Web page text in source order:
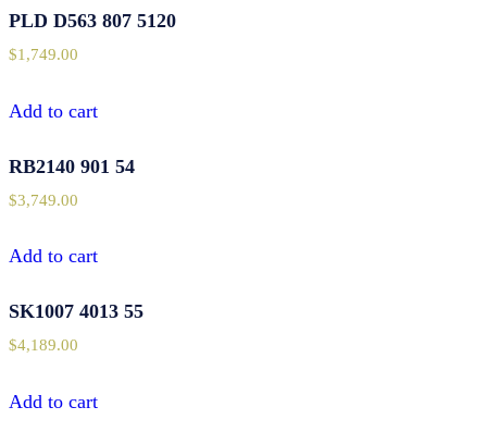
PLD D563 807 5120
$1,749.00
Add to cart
RB2140 901 54
$3,749.00
Add to cart
SK1007 4013 55
$4,189.00
Add to cart